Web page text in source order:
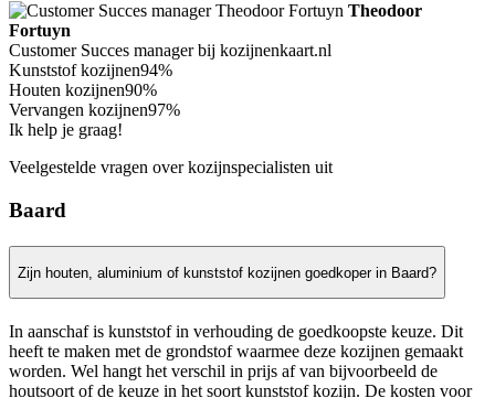
Theodoor
Fortuyn
Customer Succes manager bij kozijnenkaart.nl
Kunststof kozijnen94%
Houten kozijnen90%
Vervangen kozijnen97%
Ik help je graag!
Veelgestelde vragen over kozijnspecialisten uit
Baard
Zijn houten, aluminium of kunststof kozijnen goedkoper in Baard?
In aanschaf is kunststof in verhouding de goedkoopste keuze. Dit
heeft te maken met de grondstof waarmee deze kozijnen gemaakt
worden. Wel hangt het verschil in prijs af van bijvoorbeeld de
houtsoort of de keuze in het soort kunststof kozijn. De kosten voor